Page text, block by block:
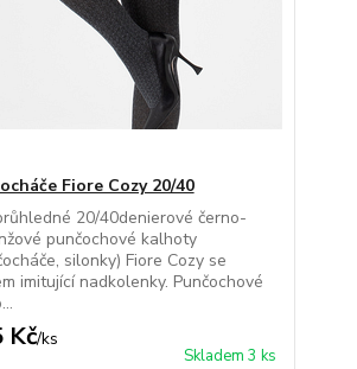
Fiore Cozy 20/40
20/40denierové černo-
punčochové kalhoty
silonky) Fiore Cozy se
imitující nadkolenky. Punčochové
Kč/ks
Skladem 3 ks